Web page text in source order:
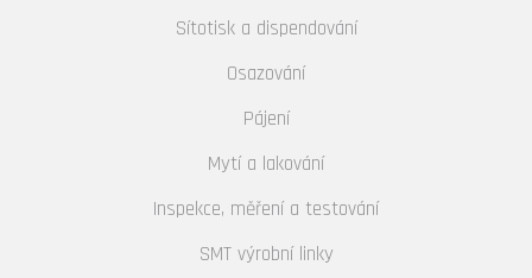
Sítotisk a dispendování
Osazování
Pájení
Mytí a lakování
Inspekce, měření a testování
SMT výrobní linky